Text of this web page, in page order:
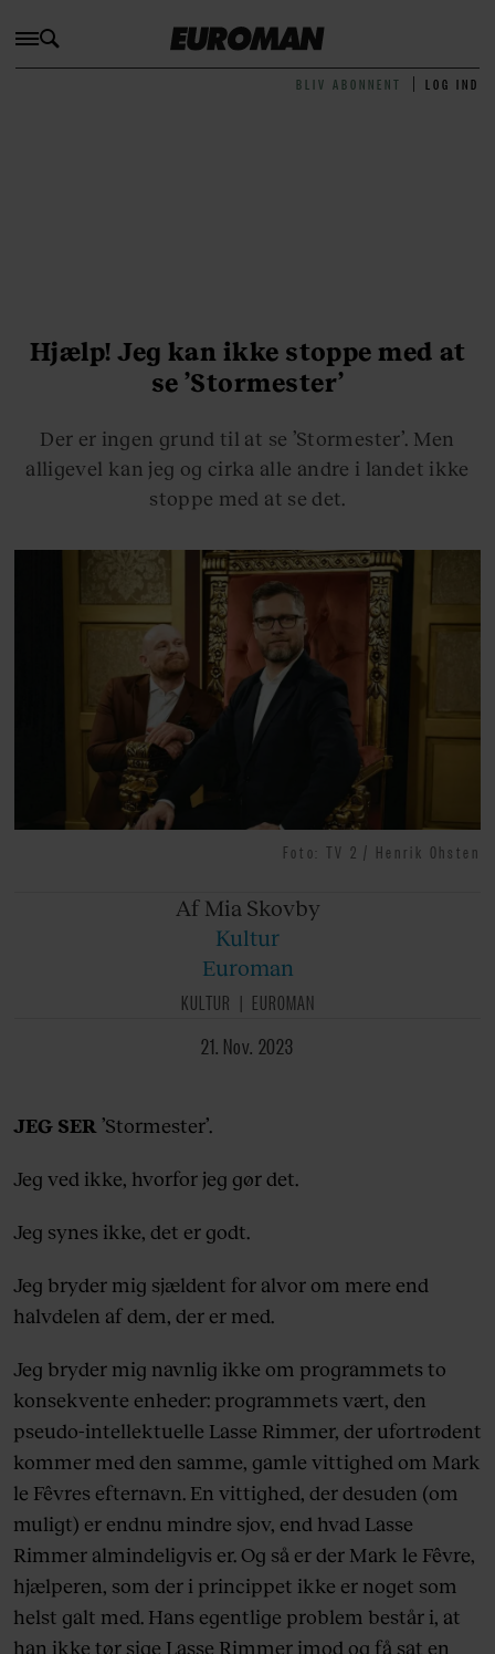
BLIV ABONNENT LOG IND
Hjælp! Jeg kan ikke stoppe med at
se ’Stormester’
Der er ingen grund til at se ’Stormester’. Men
alligevel kan jeg og cirka alle andre i landet ikke
stoppe med at se det.
Foto: TV 2 / Henrik Ohsten
Af Mia Skovby
Kultur
Euroman
KULTUR
EUROMAN
21. Nov. 2023
JEG SER ’Stormester’.
Jeg ved ikke, hvorfor jeg gør det.
Jeg synes ikke, det er godt.
Jeg bryder mig sjældent for alvor om mere end
halvdelen af dem, der er med.
Jeg bryder mig navnlig ikke om programmets to
konsekvente enheder: programmets vært, den
pseudo-intellektuelle Lasse Rimmer, der ufortrødent
kommer med den samme, gamle vittighed om Mark
le Fêvres efternavn. En vittighed, der desuden (om
muligt) er endnu mindre sjov, end hvad Lasse
Rimmer almindeligvis er. Og så er der Mark le Fêvre,
hjælperen, som der i princippet ikke er noget som
helst galt med. Hans egentlige problem består i, at
han ikke tør sige Lasse Rimmer imod og få sat en